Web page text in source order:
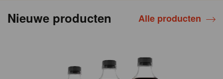
Nieuwe producten Alle producten